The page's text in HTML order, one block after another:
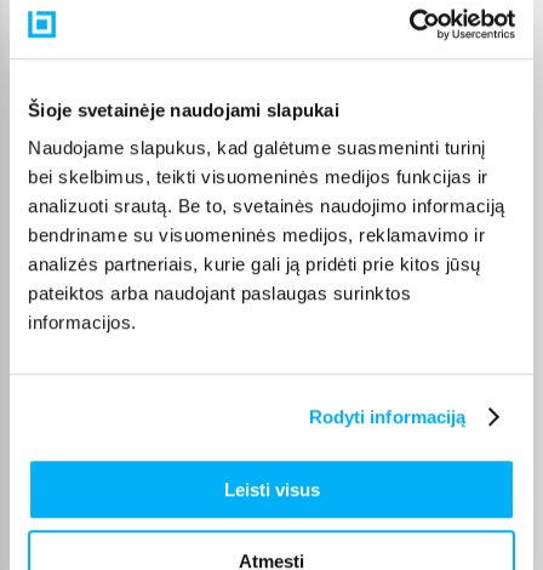
Šioje svetainėje naudojami slapukai
Naudojame slapukus, kad galėtume suasmeninti turinį
bei skelbimus, teikti visuomeninės medijos funkcijas ir
analizuoti srautą. Be to, svetainės naudojimo informaciją
bendriname su visuomeninės medijos, reklamavimo ir
analizės partneriais, kurie gali ją pridėti prie kitos jūsų
pateiktos arba naudojant paslaugas surinktos
informacijos.
Rodyti informaciją
Leisti visus
Atmesti
savybes, funkcionalumą, komplektaciją, garantijos sąlygas bei
taikomus specialius pasiūlymus.
pasiūlymus ir patogiai palyginti GARNIER prekes tarpusavyje.
informaciją ir prekės aprašymą, kad galėtumėte priimti patogų
ir apgalvotą sprendimą.
Palyginkite GARNIER prekes BIGBOX.LT ir išsirinkite
DUK
esantys produktai šiuo metu populiariausi?
Kiek prekių yra GARNIER Mamai ir vaikui